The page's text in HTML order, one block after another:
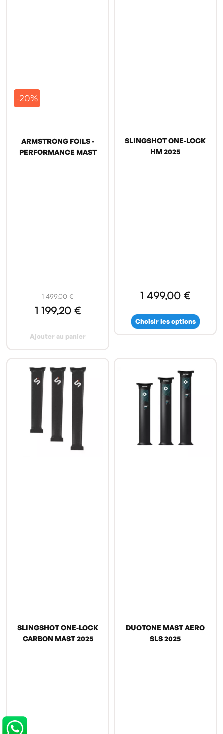
-20%
ARMSTRONG FOILS -
PERFORMANCE MAST
1 499,00 €
1 199,20 €
Ajouter au panier
SLINGSHOT ONE-LOCK
HM 2025
1 499,00 €
Choisir les options
SLINGSHOT ONE-LOCK
CARBON MAST 2025
DUOTONE MAST AERO
SLS 2025